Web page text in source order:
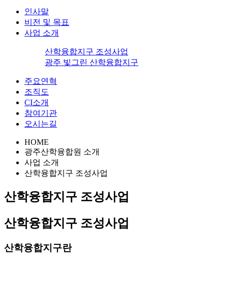
인사말
비전 및 목표
사업 소개
산학융합지구 조성사업
광주 빛그린 산학융합지구
주요연혁
조직도
CI소개
참여기관
오시는길
HOME
광주산학융합원 소개
사업 소개
산학융합지구 조성사업
산학융합지구 조성사업
산학융합지구 조성사업
산학융합지구란